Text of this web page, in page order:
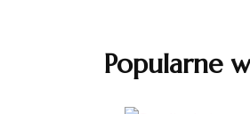
Popularne